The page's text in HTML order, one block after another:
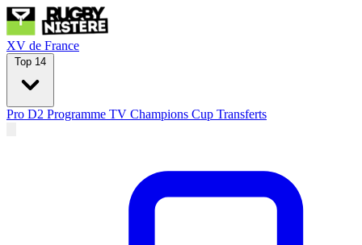
XV de France
Top 14
Pro D2 Programme TV Champions Cup Transferts